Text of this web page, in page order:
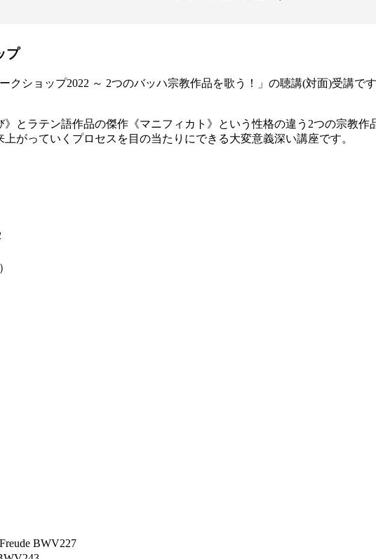
プ
ショップ2022 ～ 2つのバッハ宗教作品を歌う！」の聴講(対面)受講です
とラテン語作品の傑作《マニフィカト》という性格の違う2つの宗教作
がっていくプロセスを目の当たりにできる大変意義深い講座です。
BWV227